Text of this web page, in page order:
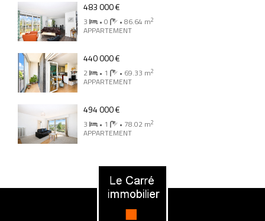
483 000 €
3 • 0 • 86.64 m2
APPARTEMENT
440 000 €
2 • 1 • 69.33 m2
APPARTEMENT
494 000 €
3 • 1 • 78.02 m2
APPARTEMENT